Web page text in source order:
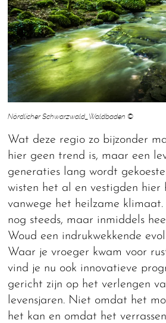
Nördlicher Schwarzwald_Waldbaden ©
Wat deze regio zo bijzonder
hier geen trend is, maar een
generaties lang wordt
wisten het al en vestigden hier
vanwege het heilzame
nog steeds, maar inmiddels
Woud een indrukwekkende
Waar je vroeger kwam voor
vind je nu ook innovatieve
gericht zijn op het verlengen
levensjaren. Niet omdat het
het kan en omdat het